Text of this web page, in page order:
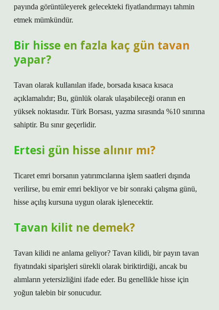
payında görüntüleyerek gelecekteki fiyatlandırmayı tahmin
etmek mümkündür.
Bir hisse en fazla kaç gün tavan
yapar?
Tavan olarak kullanılan ifade, borsada kısaca kısaca
açıklamalıdır; Bu, günlük olarak ulaşabileceği oranın en
yüksek noktasıdır. Türk Borsası, yazma sırasında %10 sınırına
sahiptir. Bu sınır geçerlidir.
Ertesi gün hisse alınır mı?
Ticaret emri borsanın yatırımcılarına işlem saatleri dışında
verilirse, bu emir emri bekliyor ve bir sonraki çalışma günü,
hisse açılış kursuna uygun olarak işlenecektir.
Tavan kilit ne demek?
Tavan kilidi ne anlama geliyor? Tavan kilidi, bir payın tavan
fiyatındaki siparişleri sürekli olarak biriktirdiği, ancak bu
alımların yetersizliğini ifade eder. Bu genellikle hisse için
yoğun talebin bir sonucudur.